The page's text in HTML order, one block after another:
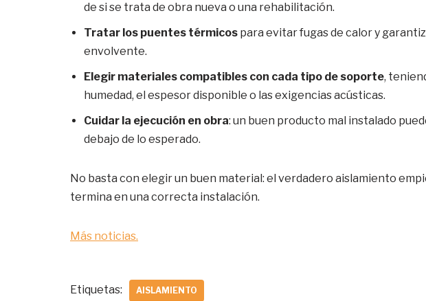
de si se trata de obra nueva o una rehabilitación.
Tratar los puentes térmicos para evitar fugas de calor y
envolvente.
Elegir materiales compatibles con cada tipo de soporte,
humedad, el espesor disponible o las exigencias acústicas.
Cuidar la ejecución en obra: un buen producto mal instalado
debajo de lo esperado.
No basta con elegir un buen material: el verdadero aislamiento
termina en una correcta instalación.
Más noticias.
Etiquetas: AISLAMIENTO